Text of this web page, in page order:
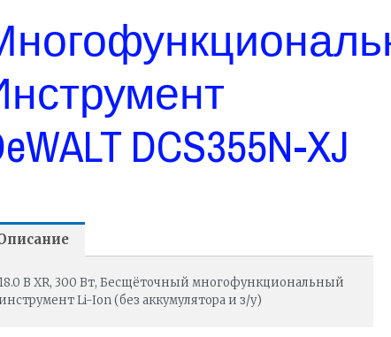
DCS355N-XJ
18.0 В XR, 300 Вт, Бесщёточный многофункциональный
инструмент Li-Ion (без аккумулятора и з/у)